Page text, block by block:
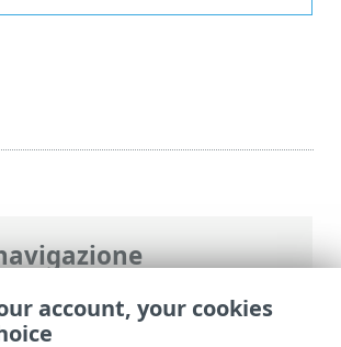
ESET>ESET Mail Security>
avanzata>
account, your cookies